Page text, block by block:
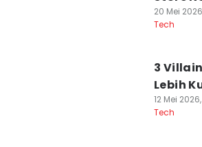
20 Mei
Tech
3
Lebih
12 Mei
Tech